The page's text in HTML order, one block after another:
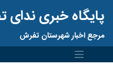
پایگاه خبری
مرجع اخبار شهرستان تفرش